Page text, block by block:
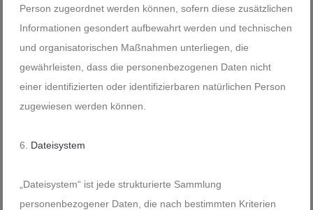
Person zugeordnet werden können, sofern diese zusätzlichen
Informationen gesondert aufbewahrt werden und technischen
und organisatorischen Maßnahmen unterliegen, die
gewährleisten, dass die personenbezogenen Daten nicht
einer identifizierten oder identifizierbaren natürlichen Person
zugewiesen werden können.
Dateisystem
„Dateisystem“ ist jede strukturierte Sammlung
personenbezogener Daten, die nach bestimmten Kriterien